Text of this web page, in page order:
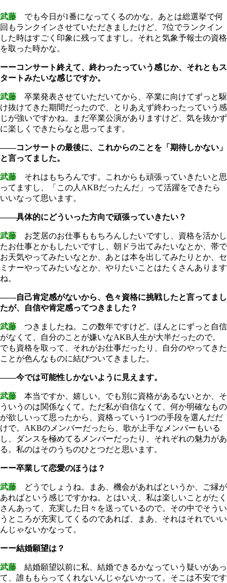
武藤 でも今日が1番になってくるのかな。あとは総選挙で何
回もランクインさせていただきましたけど、7位でランクイン
した時はすごく印象に残ってますし。それと気象予報士の資格
を取った時かな。
ーーコンサート終えて、終わったっていう感じか、それともス
タートみたいな感じですか。
武藤 卒業発表させていただいてから、卒業に向けてずっと駆
け抜けてきた期間だったので、とりあえず終わったっていう感
じが強いですかね。まだ卒業公演がありますけど、気を抜かず
に楽しくできたらなと思ってます。
――コンサートの最後に、これからのことを「期待しかない」
と言ってました。
武藤 それはもちろんです。これからも頑張っていきたいと思
ってますし、「この人AKBだったんだ」って活躍をできたら
いいなって思います。
――具体的にどういった方向で頑張っていきたい？
武藤 お芝居のお仕事ももちろんしたいですし、資格を活かし
たお仕事とかもしたいですし、朝ドラ出てみたいなとか、帯で
お天気やってみたいなとか、あとは本を出してみたりとか、セ
ミナーやってみたいなとか、やりたいことはたくさんあります
ね。
――自己肯定感がないから、色々資格に挑戦したと言ってまし
たが、自信や肯定感ってつきました？
武藤 つきましたね。この数年ですけど。ほんとにずっと自信
がなくて、自分のことが嫌いなAKB人生が大半だったので。
でも資格を取って、それがお仕事だったり、自分のやってきた
ことが色んなものに結びついてきました。
――今では可能性しかないように見えます。
武藤 本当ですか、嬉しい。でも別に資格があるないとか、そ
ういうのは関係なくて。ただ私が自信なくて、何か明確なもの
が欲しいって思ったから、資格っていう1つの手段を選んだだ
けで。AKBのメンバーだったら、歌が上手なメンバーもいる
し、ダンスを極めてるメンバーだったり、それぞれの魅力があ
る。私のはそのうちのひとつだと思います。
ーー卒業して恋愛のほうは？
武藤 どうでしょうね。まあ、機会があればというか、ご縁が
あればという感じですかね。とはいえ、私は楽しいことがたく
さんあって、充実した日々を送っているので。その中でそうい
うところが充実してくるのであれば、まあ、それはそれでいい
んじゃないかなって。
ーー結婚願望は？
武藤 結婚願望以前に私、結婚できるかなっていう疑いがあっ
て、誰ももらってくれないんじゃないかって。そこは不安です